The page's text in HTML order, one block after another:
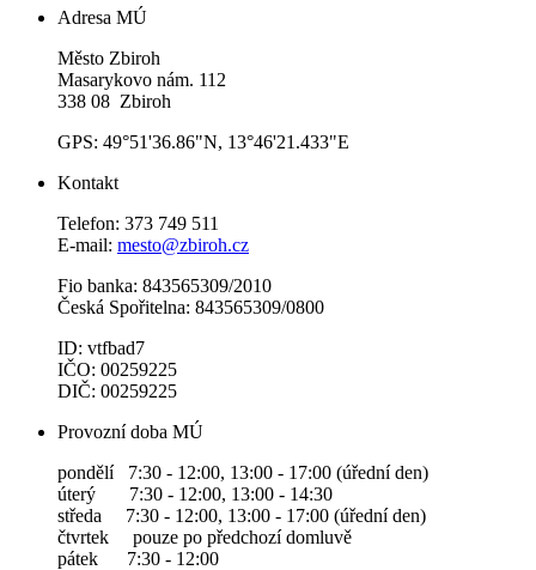
Adresa MÚ
Město Zbiroh
Masarykovo nám. 112
338 08 Zbiroh
GPS: 49°51'36.86"N, 13°46'21.433"E
Kontakt
Telefon: 373 749 511
E-mail: mesto@zbiroh.cz
Fio banka: 843565309/2010
Česká Spořitelna: 843565309/0800
ID: vtfbad7
IČO: 00259225
DIČ: 00259225
Provozní doba MÚ
pondělí 7:30 - 12:00, 13:00 - 17:00 (úřední den)
úterý 7:30 - 12:00, 13:00 - 14:30
středa 7:30 - 12:00, 13:00 - 17:00 (úřední den)
čtvrtek pouze po předchozí domluvě
pátek 7:30 - 12:00